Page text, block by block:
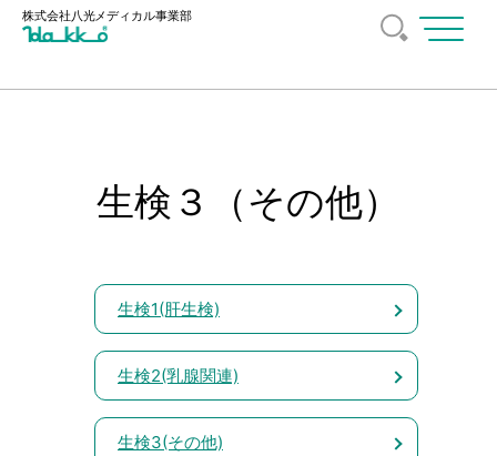
株式会社八光メディカル事業部
メ
生検３（その他）
生検1(肝生検)
生検2(乳腺関連)
生検3(その他)